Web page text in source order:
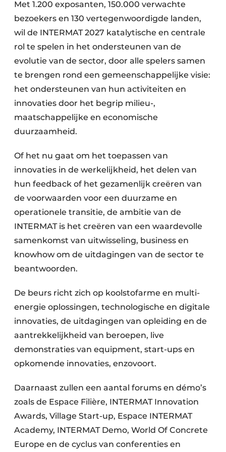
Met 1.200 exposanten, 150.000 verwachte
bezoekers en 130 vertegenwoordigde landen,
wil de INTERMAT 2027 katalytische en centrale
rol te spelen in het ondersteunen van de
evolutie van de sector, door alle spelers samen
te brengen rond een gemeenschappelijke visie:
het ondersteunen van hun activiteiten en
innovaties door het begrip milieu-,
maatschappelijke en economische
duurzaamheid.
Of het nu gaat om het toepassen van
innovaties in de werkelijkheid, het delen van
hun feedback of het gezamenlijk creëren van
de voorwaarden voor een duurzame en
operationele transitie, de ambitie van de
INTERMAT is het creëren van een waardevolle
samenkomst van uitwisseling, business en
knowhow om de uitdagingen van de sector te
beantwoorden.
De beurs richt zich op koolstofarme en multi-
energie oplossingen, technologische en digitale
innovaties, de uitdagingen van opleiding en de
aantrekkelijkheid van beroepen, live
demonstraties van equipment, start-ups en
opkomende innovaties, enzovoort.
Daarnaast zullen een aantal forums en démo’s
zoals de Espace Filière, INTERMAT Innovation
Awards, Village Start-up, Espace INTERMAT
Academy, INTERMAT Demo, World Of Concrete
Europe en de cyclus van conferenties en